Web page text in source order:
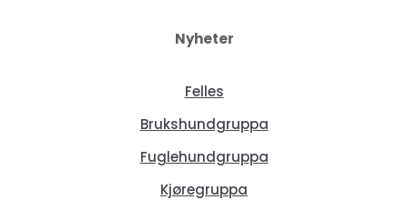
Nyheter
Felles
Brukshundgruppa
Fuglehundgruppa
Kjøregruppa